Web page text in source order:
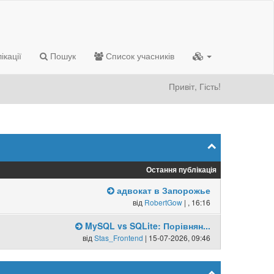
Пошук Список учасників
Привіт, Гість!
Остання публікація
адвокат в Запорожье
від RobertGow | , 16:16
MySQL vs SQLite: Порівнян...
відStas_Frontend | 15-07-2026, 09:46